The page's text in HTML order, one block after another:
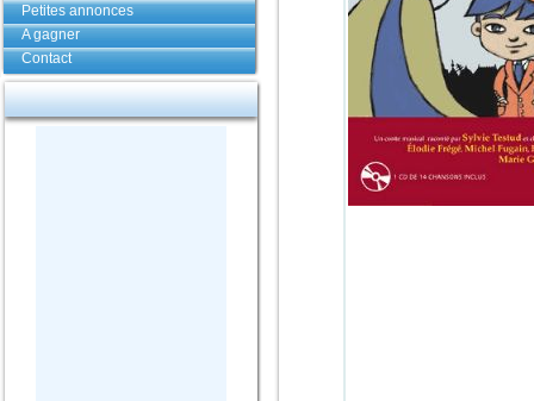
Petites annonces
A gagner
Contact